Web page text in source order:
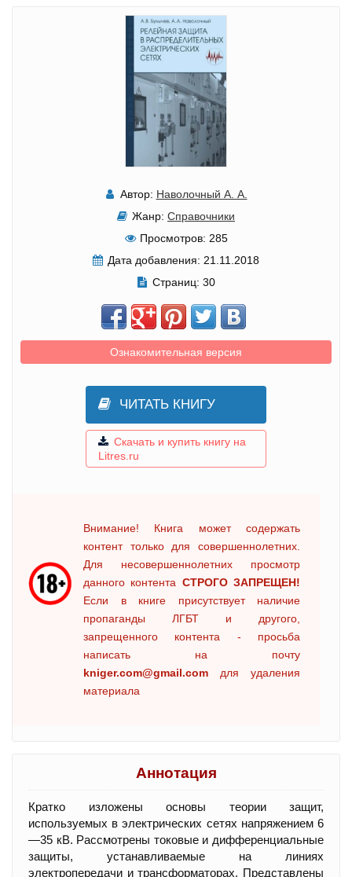
Автор: Наволочный А. А.
Жанр: Справочники
Просмотров: 285
Дата добавления: 21.11.2018
Страниц: 30
Ознакомительная версия
ЧИТАТЬ КНИГУ
Скачать и купить книгу на
Litres.ru
Внимание! Книга может содержать
контент только для совершеннолетних.
Для несовершеннолетних просмотр
данного контента СТРОГО ЗАПРЕЩЕН!
Если в книге присутствует наличие
пропаганды ЛГБТ и другого,
запрещенного контента - просьба
написать на почту
kniger.com@gmail.com для удаления
материала
Аннотация
Кратко изложены основы теории защит,
используемых в электрических сетях напряжением 6
—35 кВ. Рассмотрены токовые и дифференциальные
защиты, устанавливаемые на линиях
электропередачи и трансформаторах. Представлены